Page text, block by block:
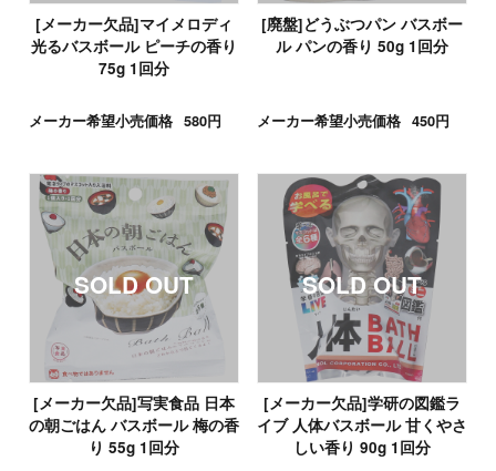
[メーカー欠品]マイメロディ
光るバスボール ピーチの香り
75g 1回分
メーカー希望小売価格 580円
[廃盤]どうぶつパン バスボー
ル パンの香り 50g 1回分
メーカー希望小売価格 450円
[メーカー欠品]写実食品 日本
の朝ごはん バスボール 梅の香
り 55g 1回分
[メーカー欠品]学研の図鑑ラ
イブ 人体バスボール 甘くやさ
しい香り 90g 1回分